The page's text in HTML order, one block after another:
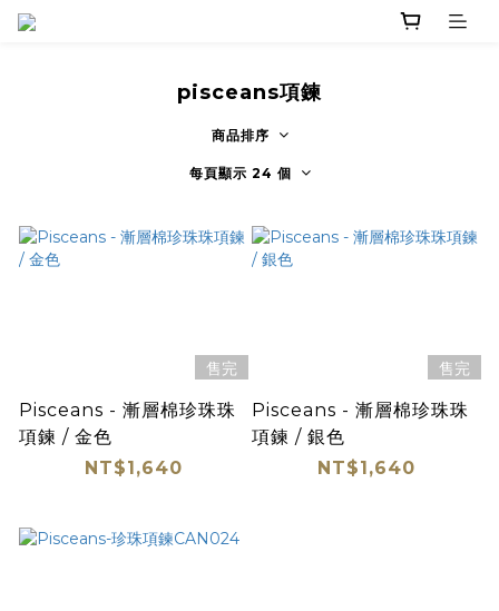
pisceans項鍊
商品排序
每頁顯示 24 個
售完
Pisceans - 漸層棉珍珠珠
項鍊 / 金色
NT$1,640
售完
Pisceans - 漸層棉珍珠珠
項鍊 / 銀色
NT$1,640